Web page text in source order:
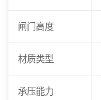
闸门高度
材质类型
承压能力